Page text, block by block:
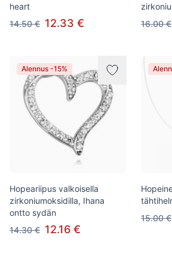
heart
14.50 € 12.33 €
16.00 €
Alennus -15%
Hopeariipus valkoisella
zirkoniumoksidilla, Ihana
ontto sydän
14.30 € 12.16 €
15.00 €